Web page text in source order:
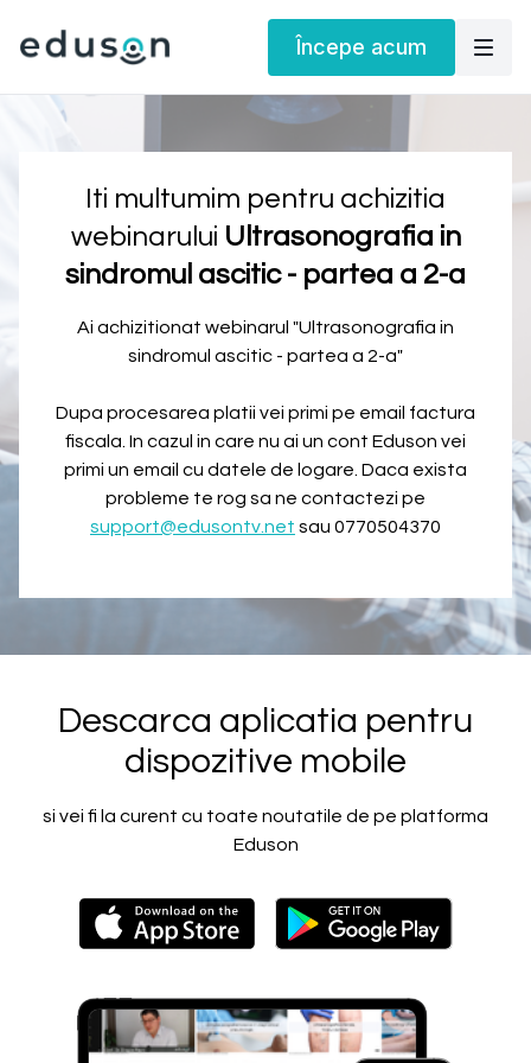
Începe acum
Iti multumim pentru achizitia
webinarului Ultrasonografia in
sindromul ascitic - partea a 2-a
Ai achizitionat webinarul "Ultrasonografia in
sindromul ascitic - partea a 2-a"
Dupa procesarea platii vei primi pe email factura
fiscala. In cazul in care nu ai un cont Eduson vei
primi un email cu datele de logare. Daca exista
probleme te rog sa ne contactezi pe
support@edusontv.net sau 0770504370
Descarca aplicatia pentru
dispozitive mobile
si vei fi la curent cu toate noutatile de pe platforma
Eduson